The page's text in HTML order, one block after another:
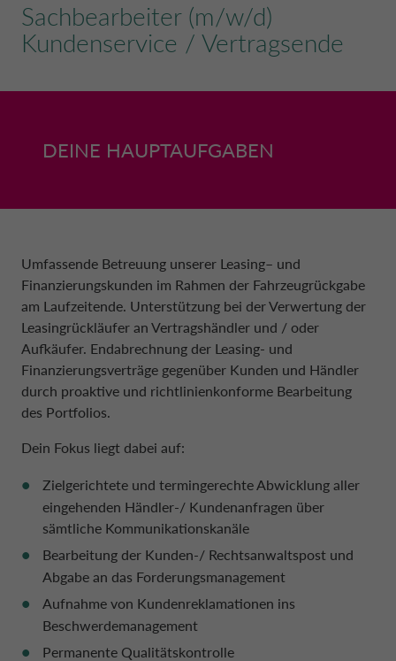
NUTZFAHRZEUGE
RESTSCHULDVERSICHERUNG
PARTNER
DRIVALIA
VERTRAGSENDE
VERTRAGSENDE (VORERST BEFRISTET)
TRAINEE (M/W/D) (BEFRISTET AUF 2
PRESSE
MY CA AUTO BANK
DEUTSCHLAND CA AUTO BANK
FRANKREICH CA AUTO BANK
ITALIEN CA AUTO BANK
NIEDERLANDE CA AUTO FINANCE
PORTUGAL CA AUTO BANK
SCHWEDEN CA AUTO FINANCE
Sachbearbeiter (m/w/d)
Kundenservice / Vertragsende
DEINE HAUPTAUFGABEN
Umfassende Betreuung unserer Leasing– und
Finanzierungskunden im Rahmen der Fahrzeugrückgabe
am Laufzeitende. Unterstützung bei der Verwertung der
Leasingrückläufer an Vertragshändler und / oder
Aufkäufer. Endabrechnung der Leasing- und
Finanzierungsverträge gegenüber Kunden und Händler
durch proaktive und richtlinienkonforme Bearbeitung
des Portfolios.
Dein Fokus liegt dabei auf:
Zielgerichtete und termingerechte Abwicklung aller
eingehenden Händler-/ Kundenanfragen über
sämtliche Kommunikationskanäle
Bearbeitung der Kunden-/ Rechtsanwaltspost und
Abgabe an das Forderungsmanagement
Aufnahme von Kundenreklamationen ins
Beschwerdemanagement
Permanente Qualitätskontrolle